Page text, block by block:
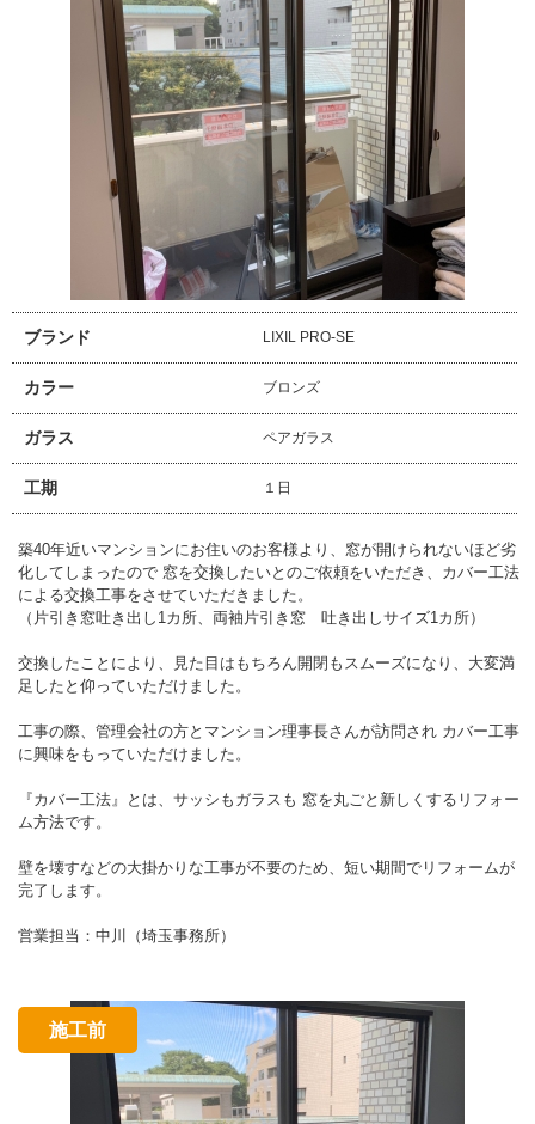
ブランド LIXIL PRO-SE
カラー ブロンズ
ガラス ペアガラス
工期 １日
築40年近いマンションにお住いのお客様より、窓が開けられないほど劣
化してしまったので 窓を交換したいとのご依頼をいただき、カバー工法
による交換工事をさせていただきました。
（片引き窓吐き出し1カ所、両袖片引き窓 吐き出しサイズ1カ所）
交換したことにより、見た目はもちろん開閉もスムーズになり、大変満
足したと仰っていただけました。
工事の際、管理会社の方とマンション理事長さんが訪問され カバー工事
に興味をもっていただけました。
『カバー工法』とは、サッシもガラスも 窓を丸ごと新しくするリフォー
ム方法です。
壁を壊すなどの大掛かりな工事が不要のため、短い期間でリフォームが
完了します。
営業担当：中川（埼玉事務所）
施工前